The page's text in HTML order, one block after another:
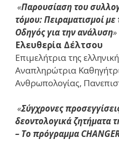
«Παρουσίαση του
τόμου: Πειραματισμοί
Οδηγός για την ανάλυση»
Ελευθερία Δέλτσου
Επιμελήτρια της
Αναπληρώτρια
Ανθρωπολογίας,
«Σύγχρονες
δεοντολογικά ζητήματα
– Το πρόγραμμα